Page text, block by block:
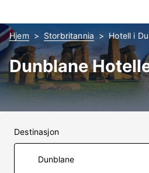
Hjem Storbritannia Hotell i
Dunblane
Destinasjon